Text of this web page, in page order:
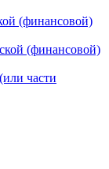
(финансовой)
(финансовой)
части